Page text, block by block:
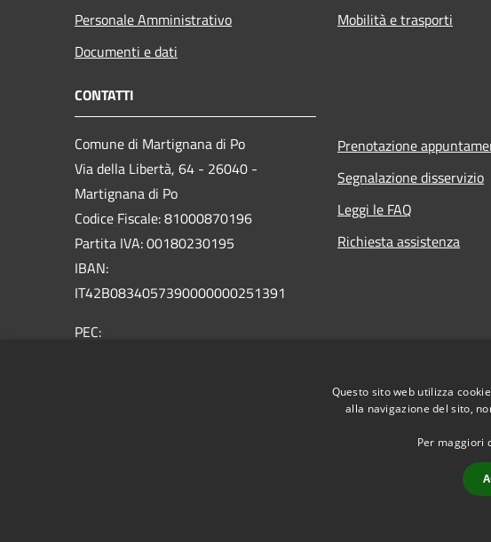
Personale Amministrativo
Documenti e dati
Mobilità e trasporti
CONTATTI
Comune di Martignana di Po
Via della Libertà, 64 - 26040 -
Martignana di Po
Codice Fiscale: 81000870196
Partita IVA: 00180230195
IBAN:
IT42B0834057390000000251391
PEC:
Prenotazione
Segnalazione disservizio
Leggi le FAQ
Richiesta assistenza
Questo sito web utilizza
alla navigazione del sito,
Per maggiori